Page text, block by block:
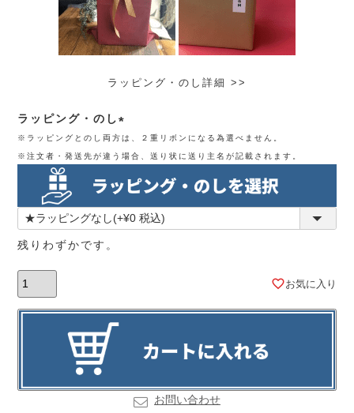
ラッピング・のし詳細 >>
ラッピング・のし
(必
須)
※ラッピングとのし両方は、２重リボンになる為選べません。
※注文者・発送先が違う場合、送り状に送り主名が記載されます。
残りわずかです。
お気に入り
お問い合わせ